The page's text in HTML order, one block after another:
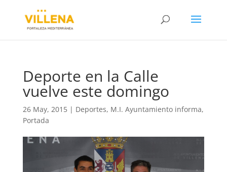
Deporte en la Calle
vuelve este domingo
26 May, 2015| Deportes, M.I. Ayuntamiento informa,
Portada